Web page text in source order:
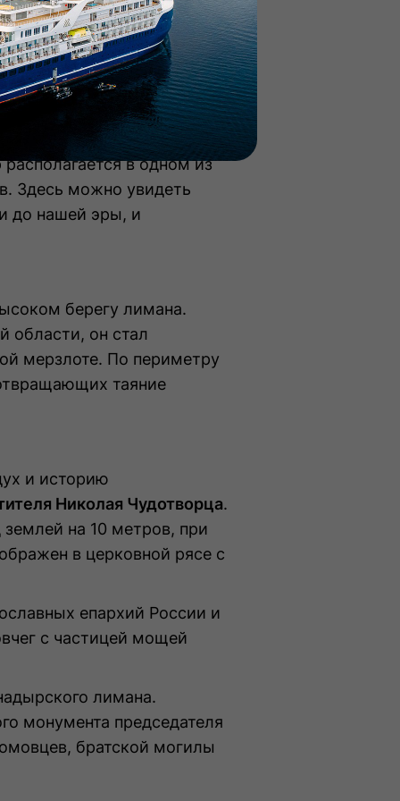
вас своими яркими
атмосферными
в одном из
Здесь можно увидеть
до нашей эры, и
берегу лимана.
области, он стал
мерзлоте. По периметру
таяние
и историю
Николая Чудотворца.
на 10 метров, при
в церковной рясе с
епархий России и
с частицей мощей
лимана.
монумента председателя
братской могилы